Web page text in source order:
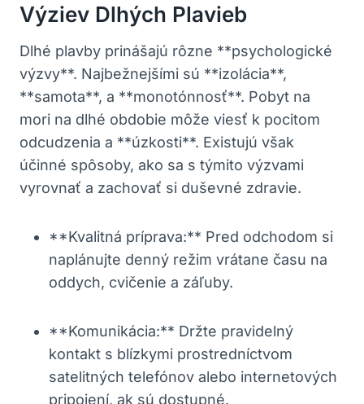
Výziev Dlhých Plavieb
Dlhé ⁣plavby prinášajú rôzne **psychologické
výzvy**. Najbežnejšími sú‍ **izolácia**,​
**samota**,⁣ a **monotónnosť**. Pobyt na
mori na dlhé obdobie môže viesť k pocitom
odcudzenia a **úzkosti**. Existujú však
účinné spôsoby, ako sa s týmito výzvami
vyrovnať a zachovať si duševné ​zdravie.
**Kvalitná príprava:** Pred odchodom si
naplánujte‍ denný režim vrátane času ⁣na
oddych, cvičenie ⁤a záľuby.
**Komunikácia:** Držte pravidelný
kontakt s blízkymi⁣ prostredníctvom
satelitných ⁤telefónov alebo internetových‍
pripojení, ak ⁢sú dostupné.